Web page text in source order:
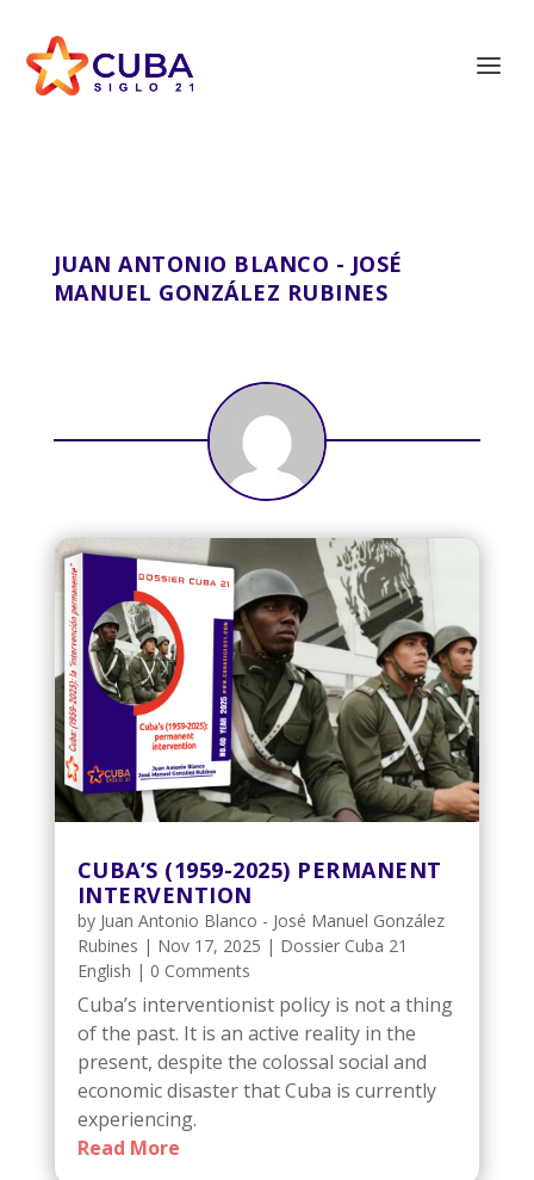
JUAN ANTONIO BLANCO - JOSÉ
MANUEL GONZÁLEZ RUBINES
CUBA’S (1959-2025) PERMANENT
INTERVENTION
by Juan Antonio Blanco - José Manuel González
Rubines | Nov 17, 2025 | Dossier Cuba 21
English | 0 Comments
Cuba’s interventionist policy is not a thing
of the past. It is an active reality in the
present, despite the colossal social and
economic disaster that Cuba is currently
experiencing.
Read More